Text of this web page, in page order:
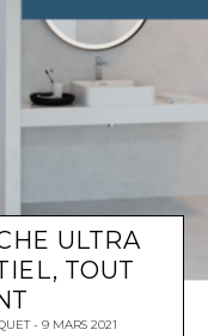
ULTRA
TOUT
9 MARS 2021